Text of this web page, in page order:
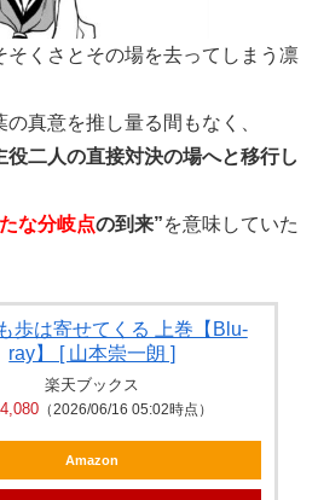
そくさとその場を去ってしまう凛
真意を推し量る間もなく、
二人の直接対決の場へと移行し
な分岐点の到来”を意味していた
歩は寄せてくる 上巻【Blu-
ray】 [ 山本崇一朗 ]
楽天ブックス
（2026/06/16 05:02時点）
Amazon